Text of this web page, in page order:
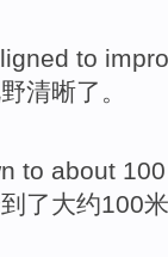
to
清晰了。
to about
到了大约100米